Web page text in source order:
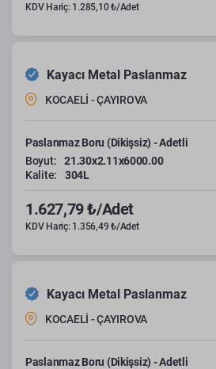
KDV Hariç: 1.285,10 ₺/Adet
Kayacı Metal Paslanmaz
KOCAELİ - ÇAYIROVA
Paslanmaz Boru (Dikişsiz) - Adetli
Boyut:
21.30x2.11x6000.00
Kalite:
304L
1.627,79 ₺/Adet
KDV Hariç: 1.356,49 ₺/Adet
Kayacı Metal Paslanmaz
KOCAELİ - ÇAYIROVA
Paslanmaz Boru (Dikişsiz) - Adetli